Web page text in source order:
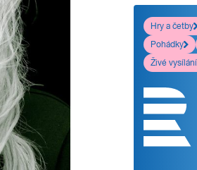
Hry a četby
Pohádky
Živé vysílání